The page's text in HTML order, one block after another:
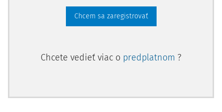
Chcem sa zaregistrovať
Chcete vedieť viac o predplatnom ?